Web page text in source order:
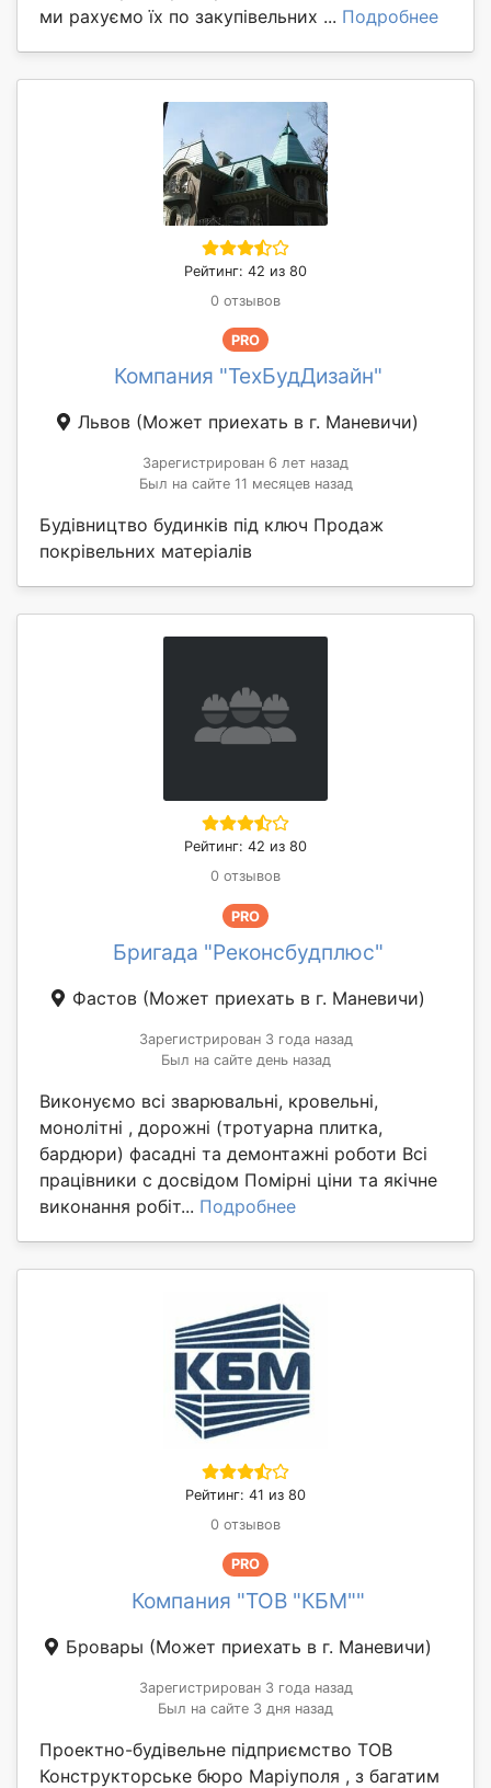
ми рахуємо їх по закупівельних ... Подробнее
Рейтинг: 42 из 80
0 отзывов
PRO
Компания "ТехБудДизайн"
Львов (Может приехать в г. Маневичи)
Зарегистрирован 6 лет назад
Был на сайте 11 месяцев назад
Будівництво будинків під ключ Продаж
покрівельних матеріалів
Рейтинг: 42 из 80
0 отзывов
PRO
Бригада "Реконсбудплюс"
Фастов (Может приехать в г. Маневичи)
Зарегистрирован 3 года назад
Был на сайте день назад
Виконуємо всі зварювальні, кровельні,
монолітні , дорожні (тротуарна плитка,
бардюри) фасадні та демонтажні роботи Всі
працівники с досвідом Помірні ціни та якічне
виконання робіт... Подробнее
Рейтинг: 41 из 80
0 отзывов
PRO
Компания "ТОВ "КБМ""
Бровары (Может приехать в г. Маневичи)
Зарегистрирован 3 года назад
Был на сайте 3 дня назад
Проектно-будівельне підприємство ТОВ
Конструкторське бюро Маріуполя , з багатим